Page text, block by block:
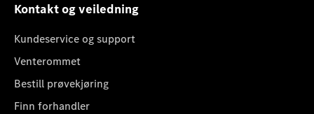
Kontakt og veiledning
Kundeservice og support
Venterommet
Bestill prøvekjøring
Finn forhandler